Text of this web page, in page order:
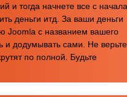
и тогда начнете все с
деньги итд. За ваши деньги
Joomla с названием вашего
и додумывать сами. Не верьте
по полной. Будьте